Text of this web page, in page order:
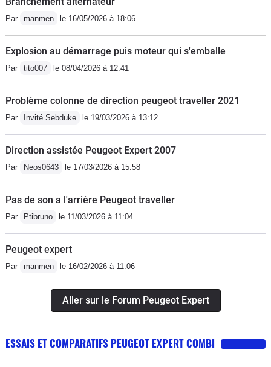
Par manmen le 16/05/2026 à 18:06
Explosion au démarrage puis moteur qui s'emballe
Par tito007 le 08/04/2026 à 12:41
Problème colonne de direction peugeot traveller 2021
Par Invité Sebduke le 19/03/2026 à 13:12
Direction assistée Peugeot Expert 2007
Par Neos0643 le 17/03/2026 à 15:58
Pas de son a l'arrière Peugeot traveller
Par Ptibruno le 11/03/2026 à 11:04
Peugeot expert
Par manmen le 16/02/2026 à 11:06
Aller sur le Forum Peugeot Expert
ESSAIS ET COMPARATIFS PEUGEOT EXPERT COMBI